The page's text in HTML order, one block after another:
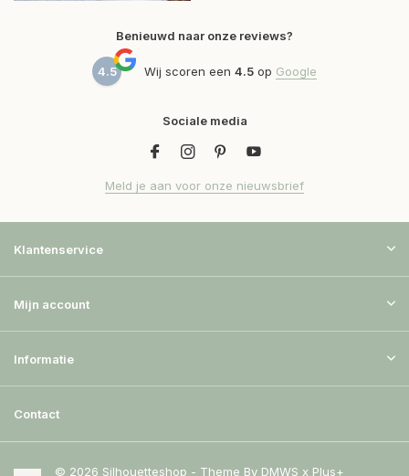
Benieuwd naar onze reviews?
4.5 Wij scoren een 4.5 op Google
Sociale media
Meld je aan voor onze nieuwsbrief
Klantenservice
Mijn account
Informatie
Contact
© 2026 Silhouetteshop - Theme By DMWS x Plus+